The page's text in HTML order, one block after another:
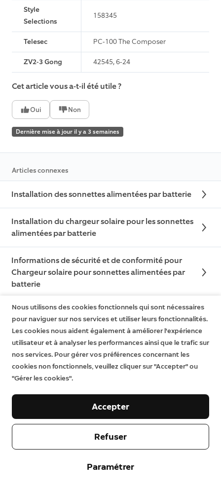
Style
Selections
158345
Telesec PC-100 The Composer
ZV2-3 Gong 42545, 6-24
Cet article vous a-t-il été utile ?
Oui Non
Dernière mise à jour il y a 3 semaines
Articles connexes
Installation des sonnettes alimentées par batterie
Installation du chargeur solaire pour les sonnettes
alimentées par batterie
Informations de sécurité et de conformité pour
Chargeur solaire pour sonnettes alimentées par
batterie
Français (FR)Modifier
©2026 Ring LLC ou ses filiales
Confidentialité|Licences|Conditions d'utilisation
Nous utilisons des cookies fonctionnels qui sont nécessaires
pour naviguer sur nos services et utiliser leurs fonctionnalités.
Les cookies nous aident également à améliorer l'expérience
utilisateur et à analyser les performances ainsi que le trafic sur
nos services. Pour gérer vos préférences concernant les
cookies non fonctionnels, veuillez cliquer sur "Accepter" ou
"Gérer les cookies".
Paramétrer
Refuser
Accepter